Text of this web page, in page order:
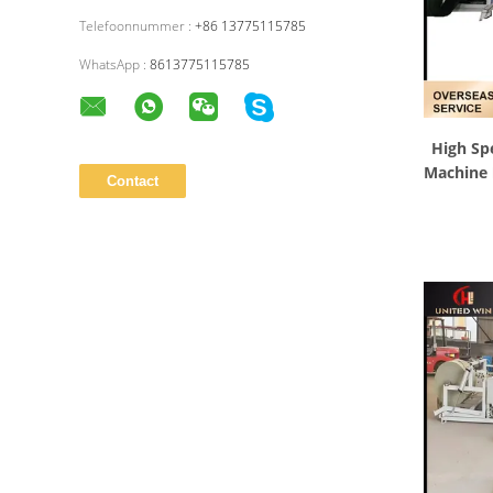
Telefoonnummer : +86 13775115785
WhatsApp : 8613775115785
High
Machine
voor